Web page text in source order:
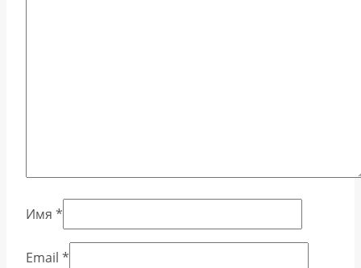
Имя *
Email *